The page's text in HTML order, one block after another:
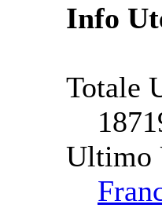
Info
Totale
Ultimo